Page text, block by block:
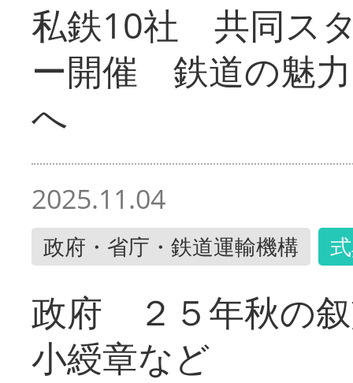
私鉄10社 共同ス
ー開催 鉄道の魅
へ
2025.11.04
政府・省庁・鉄道運輸機構
政府 ２５年秋の
小綬章など